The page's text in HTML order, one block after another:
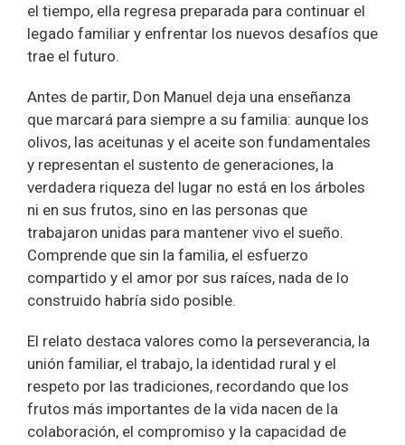
el tiempo, ella regresa preparada para continuar el
legado familiar y enfrentar los nuevos desafíos que
trae el futuro.
Antes de partir, Don Manuel deja una enseñanza
que marcará para siempre a su familia: aunque los
olivos, las aceitunas y el aceite son fundamentales
y representan el sustento de generaciones, la
verdadera riqueza del lugar no está en los árboles
ni en sus frutos, sino en las personas que
trabajaron unidas para mantener vivo el sueño.
Comprende que sin la familia, el esfuerzo
compartido y el amor por sus raíces, nada de lo
construido habría sido posible.
El relato destaca valores como la perseverancia, la
unión familiar, el trabajo, la identidad rural y el
respeto por las tradiciones, recordando que los
frutos más importantes de la vida nacen de la
colaboración, el compromiso y la capacidad de